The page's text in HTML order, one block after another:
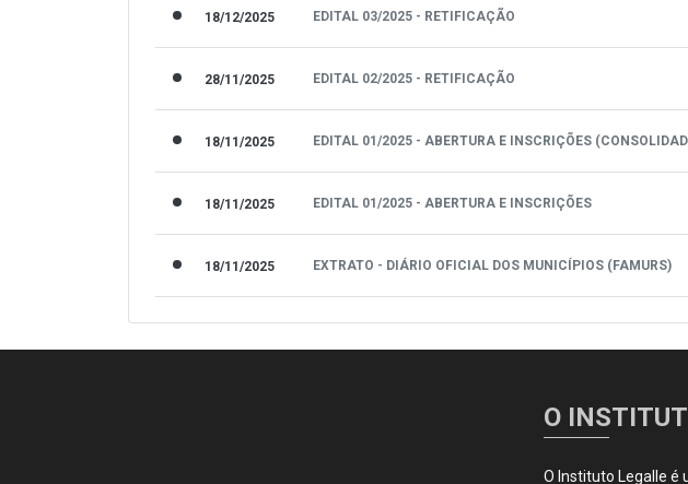
18/12/2025 EDITAL 03/2025 - RETIFICAÇÃO
28/11/2025 EDITAL 02/2025 - RETIFICAÇÃO
18/11/2025 EDITAL 01/2025 - ABERTURA E INSCRIÇÕES
18/11/2025 EDITAL 01/2025 - ABERTURA E INSCRIÇÕES
18/11/2025 EXTRATO - DIÁRIO OFICIAL DOS MUNICÍPIOS (FAMURS)
O
O Instituto Legalle é